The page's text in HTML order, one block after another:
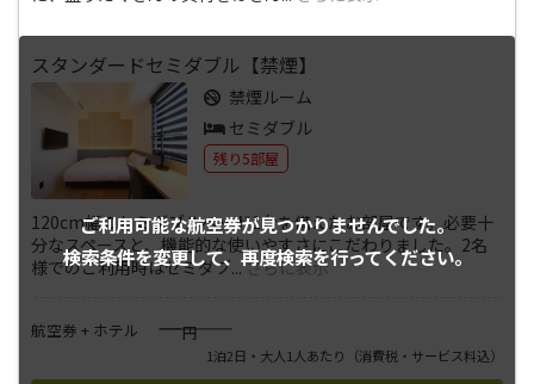
ご利用可能な航空券が見つかりませんでした。
検索条件を変更して、再度検索を行ってください。
スタンダードセミダブル【禁煙】
禁煙ルーム
セミダブル
残り5部屋
120cm幅のセミダブルベッド1台を備えたお部屋です。必要十
分なスペースと、機能的な使いやすさにこだわりました。2名
様でのご利用時はセミダブ...さらに表示
航空券 + ホテル ――――円
1泊2日・大人1人あたり （消費税・サービス料込）